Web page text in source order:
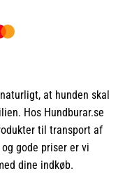
at hunden skal
Hos Hundburar.se
til transport af
gode priser er vi
dine indkøb.